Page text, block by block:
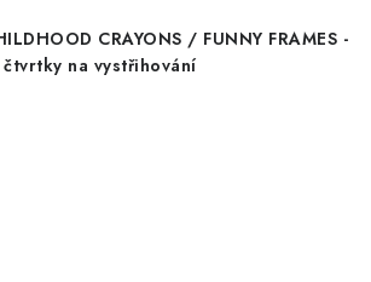
CRAYONS / FUNNY FRAMES -
čtvrtky na vystřihování